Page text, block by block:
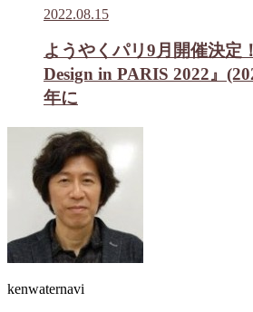
2022.08.15
ようやくパリ9月開催決定
Design in PARIS 2022』
年に
kenwaternavi